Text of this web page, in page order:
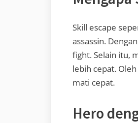
Skill escape
assassin.
fight. Selain itu,
lebih cepat.
mati cepat.
Hero